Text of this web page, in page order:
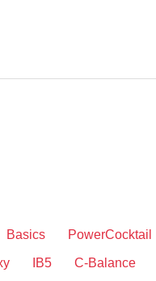
Basics PowerCocktail
IB5 C-Balance